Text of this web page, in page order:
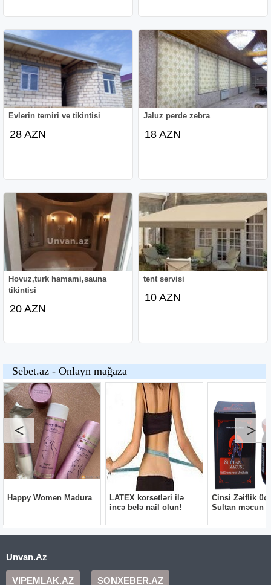
Evlerin temiri ve tikintisi
28 AZN
Jaluz perde zebra
18 AZN
Hovuz,turk hamami,sauna
tikintisi
20 AZN
tent servisi
10 AZN
Unvan.Az
VIPEMLAK.AZ SONXEBER.AZ